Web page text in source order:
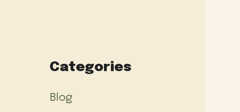
Categories
Blog